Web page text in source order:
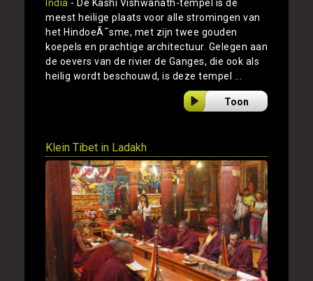
India - De Kashi Vishwanath-tempel is de
meest heilige plaats voor alle stromingen van
het HindoeÃ¯sme, met zijn twee gouden
koepels en prachtige architectuur. Gelegen aan
de oevers van de rivier de Ganges, die ook als
heilig wordt beschouwd, is deze tempel ...
Toon
Klein Tibet in Ladakh